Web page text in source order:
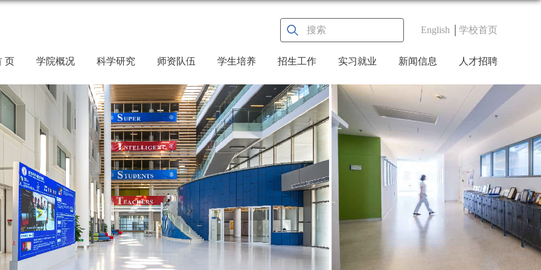
English 学校首页
页 学院概况 科学研究 师资队伍 学生培养 招生工作 实习就业 新闻信息 人才招聘